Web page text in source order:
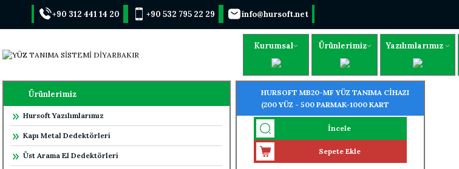
+90 312 441 14 20 +90 532 795 22 29 info@hursoft.net
Kurumsal Ürünlerimiz Yazılımlarımız
Ürünlerimiz
Hursoft Yazılımlarımız
Kapı Metal Dedektörleri
Üst Arama El Dedektörleri
HURSOFT MB20-MF YÜZ TANIMA CİHAZI
(200 YÜZ - 500 PARMAK-1000 KART
TANIMA ÖZELLİĞİ)
İncele
Sepete Ekle